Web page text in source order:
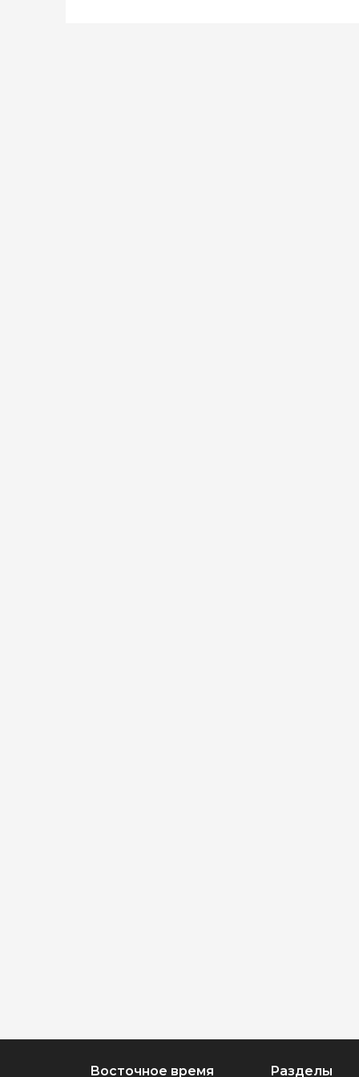
Восточное время Разделы